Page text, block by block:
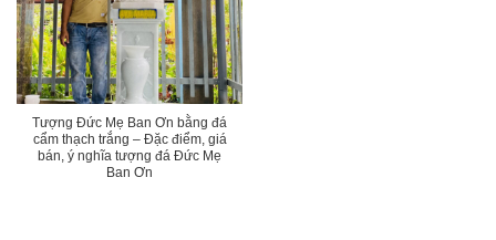
Tượng Đức Mẹ Ban Ơn bằng đá
cẩm thạch trắng – Đặc điểm, giá
bán, ý nghĩa tượng đá Đức Mẹ
Ban Ơn